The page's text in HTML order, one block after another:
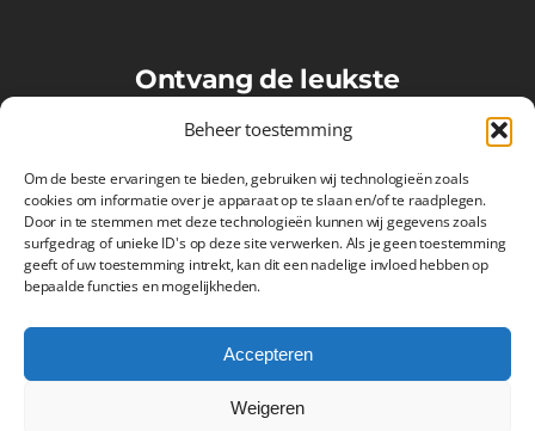
Beheer toestemming
Om de beste ervaringen te bieden, gebruiken wij technologieën zoals
cookies om informatie over je apparaat op te slaan en/of te raadplegen.
Door in te stemmen met deze technologieën kunnen wij gegevens zoals
surfgedrag of unieke ID's op deze site verwerken. Als je geen toestemming
geeft of uw toestemming intrekt, kan dit een nadelige invloed hebben op
bepaalde functies en mogelijkheden.
Accepteren
Weigeren
Ontvang de leukste
VoetbalMaatjes-updates in je
inbox!
Inschrijven